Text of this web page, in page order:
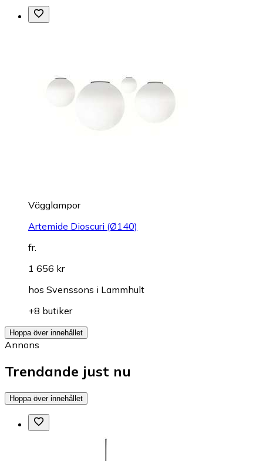
Vägglampor
Artemide Dioscuri (Ø140)
fr.
1 656 kr
hos Svenssons i Lammhult
+8 butiker
Hoppa över innehållet
Annons
Trendande just nu
Hoppa över innehållet